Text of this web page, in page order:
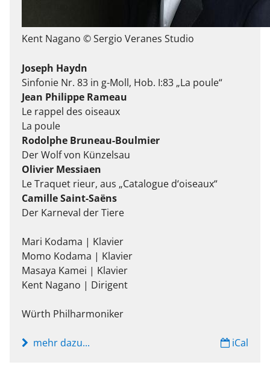
Kent Nagano © Sergio Veranes Studio
Joseph Haydn
Sinfonie Nr. 83 in g-Moll, Hob. I:83 „La poule“
Jean Philippe Rameau
Le rappel des oiseaux
La poule
Rodolphe Bruneau-Boulmier
Der Wolf von Künzelsau
Olivier Messiaen
Le Traquet rieur, aus „Catalogue d‘oiseaux“
Camille Saint-Saëns
Der Karneval der Tiere
Mari Kodama | Klavier
Momo Kodama | Klavier
Masaya Kamei | Klavier
Kent Nagano | Dirigent
Würth Philharmoniker
iCal
mehr dazu...